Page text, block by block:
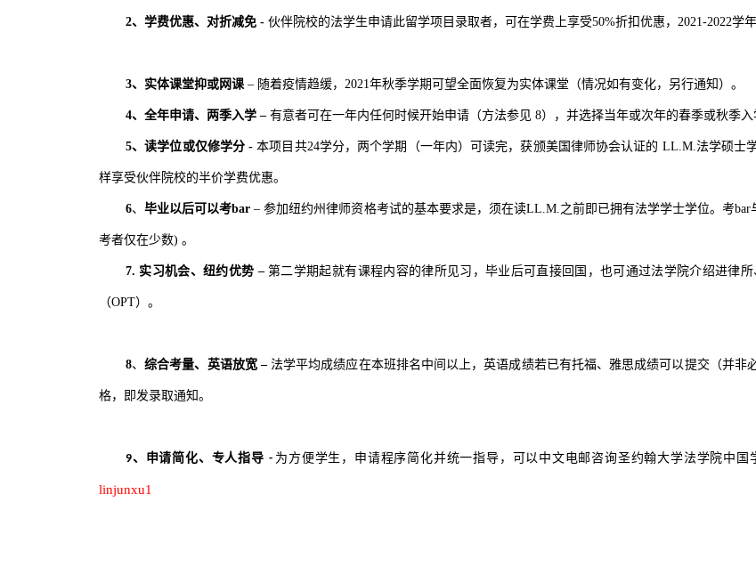
2、学费优惠、对折减免 - 伙伴院校的法学生申请此留学项目录取者，可在学费上享受50%折扣优惠，2021-2022学
3、实体课堂抑或网课 – 随着疫情趋缓，2021年秋季学期可望全面恢复为实体课堂（情况如有变化，另行通知）。
4、全年申请、两季入学 – 有意者可在一年内任何时候开始申请（方法参见 8），并选择当年或次年的春季或秋季入
5、读学位或仅修学分 - 本项目共24学分，两个学期（一年内）可读完，获颁美国律师协会认证的 LL.M.法学硕士
样享受伙伴院校的半价学费优惠。
6、毕业以后可以考bar–参加纽约州律师资格考试的基本要求是，须在读LL.M.之前即已拥有法学学士学位。考
考者仅在少数) 。
7. 实习机会、纽约优势 – 第二学期起就有课程内容的律所见习，毕业后可直接回国，也可通过法学院介绍进律
（OPT）。
8、综合考量、英语放宽 – 法学平均成绩应在本班排名中间以上，英语成绩若已有托福、雅思成绩可以提交（并
格，即发录取通知。
9、申请简化、专人指导 - 为方便学生，申请程序简化并统一指导，可以中文电邮咨询圣约翰大学法学院中国
linjunxu1